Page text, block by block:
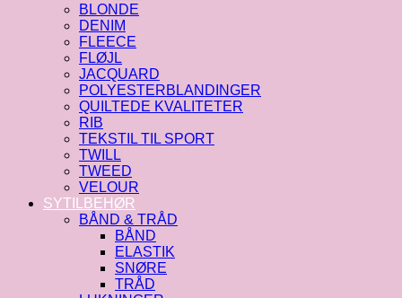
BLONDE
DENIM
FLEECE
FLØJL
JACQUARD
POLYESTERBLANDINGER
QUILTEDE KVALITETER
RIB
TEKSTIL TIL SPORT
TWILL
TWEED
VELOUR
SYTILBEHØR
BÅND & TRÅD
BÅND
ELASTIK
SNØRE
TRÅD